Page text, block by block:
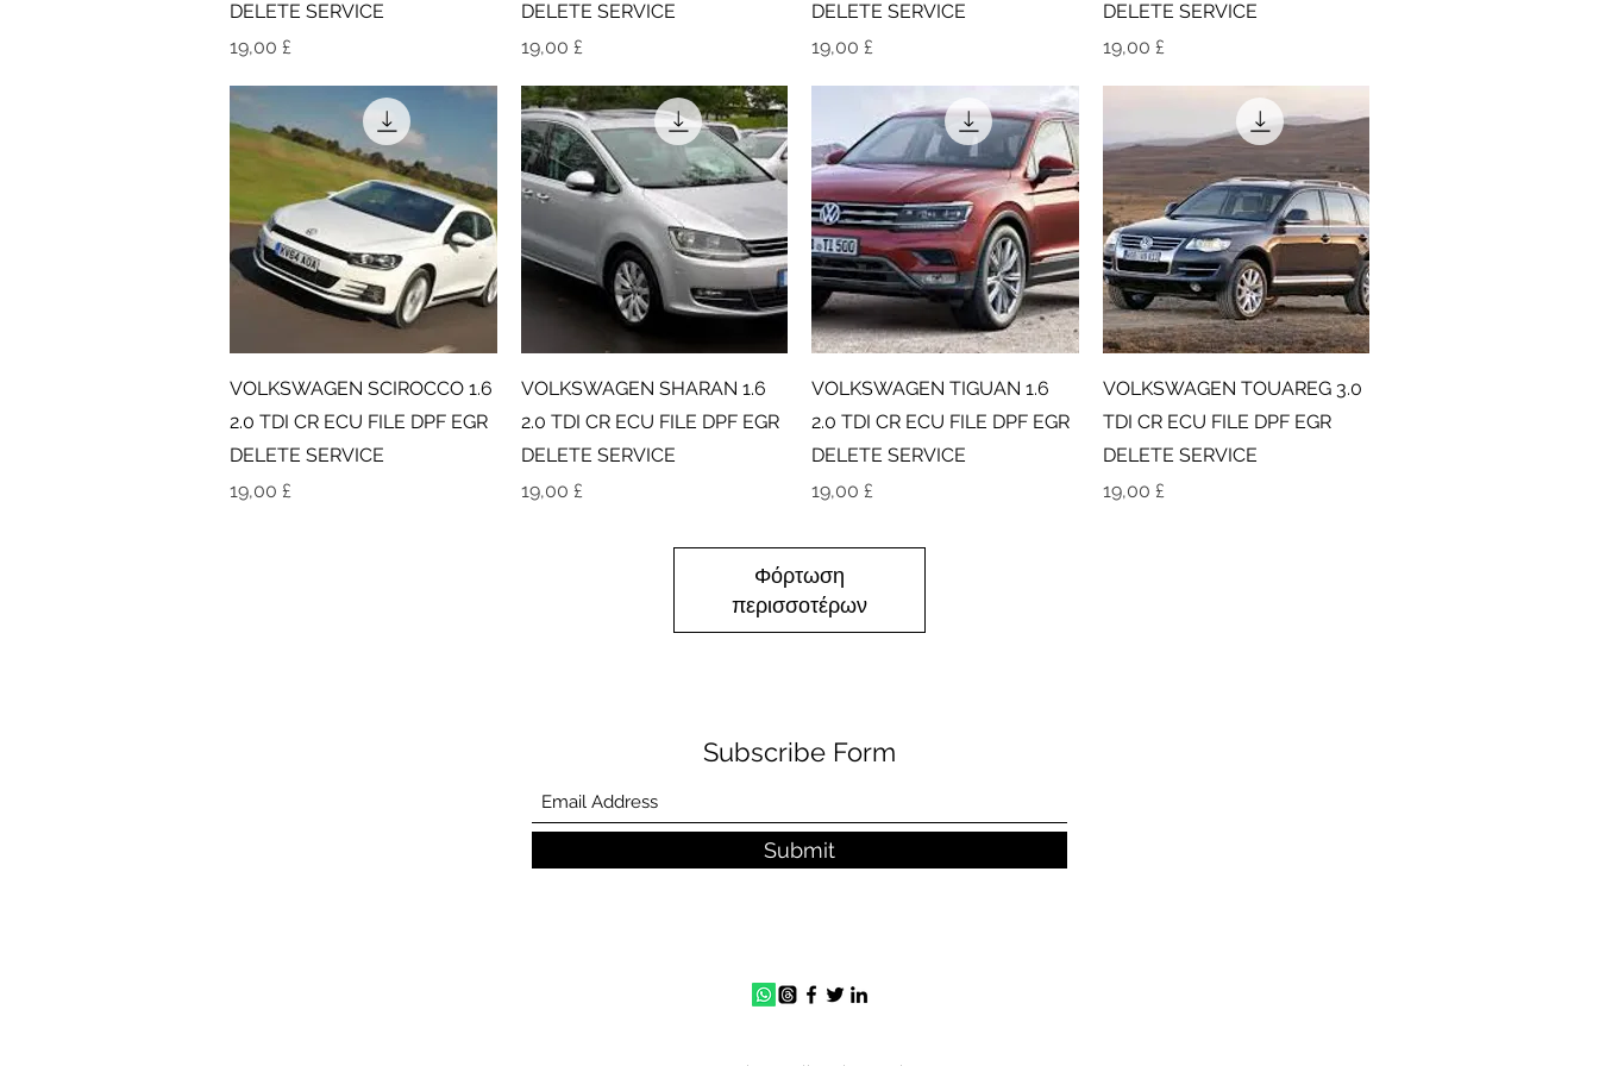
DELETE SERVICE
Τιμή
19,00 £
DELETE SERVICE
Τιμή
19,00 £
DELETE SERVICE
Τιμή
19,00 £
DELETE SERVICE
Τιμή
19,00 £
Γρήγορη προβολή
VOLKSWAGEN SCIROCCO 1.6
2.0 TDI CR ECU FILE DPF EGR
DELETE SERVICE
Τιμή
19,00 £
Γρήγορη προβολή
VOLKSWAGEN SHARAN 1.6
2.0 TDI CR ECU FILE DPF EGR
DELETE SERVICE
Τιμή
19,00 £
Γρήγορη προβολή
VOLKSWAGEN TIGUAN 1.6
2.0 TDI CR ECU FILE DPF EGR
DELETE SERVICE
Τιμή
19,00 £
Γρήγορη προβολή
VOLKSWAGEN TOUAREG 3.0
TDI CR ECU FILE DPF EGR
DELETE SERVICE
Τιμή
19,00 £
Φόρτωση
περισσοτέρων
Subscribe Form
Submit